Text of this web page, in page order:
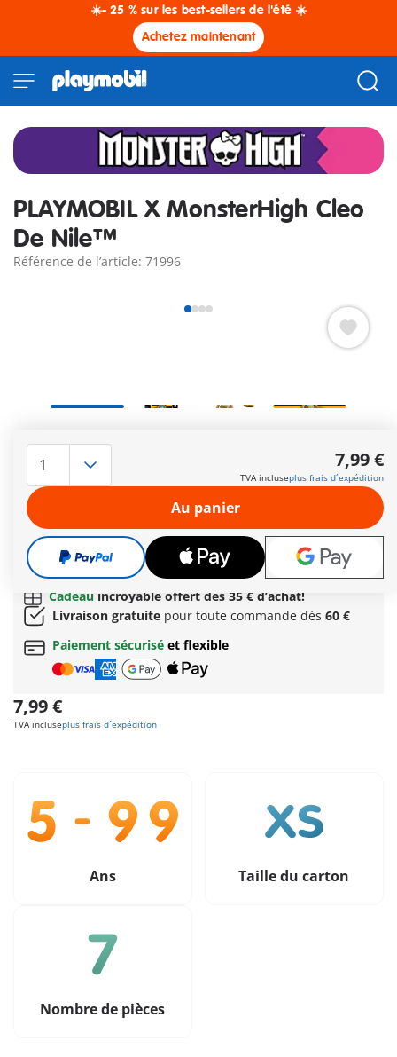
☀️- 25 % sur les best-sellers de l'été ☀️
Achetez maintenant
PLAYMOBIL X MonsterHigh Cleo
De Nile™
Référence de l’article: 71996
combine le glamour antique et le style moderne de Monster
High™ ! Enveloppée dans des bandelettes royales aux notes
dorées et équipée d'un élégant sac à main, elle est prête à
régner dans les couloirs de l'école et sur toutes les étagères
de collection. Pour jouer ou pour collectionner : cette reine
momie est la combinaison parfaite entre le chic mystique et
le design PLAYMOBIL intemporel.
Autres informations
Cadeau incroyable offert dès 35 € d’achat!
Livraison gratuite pour toute commande dès 60 €
Paiement sécurisé et flexible
7,99 €
TVA incluseplus frais d´expédition
7,99 €
TVA incluseplus frais d´expédition
Au panier
Ans Taille du carton
Nombre de pièces